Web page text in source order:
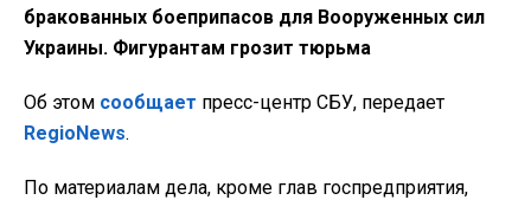
бракованных боеприпасов для Вооруженных сил
Украины. Фигурантам грозит тюрьма
Об этом сообщает пресс-центр СБУ, передает
RegioNews.
По материалам дела, кроме глав госпредприятия,